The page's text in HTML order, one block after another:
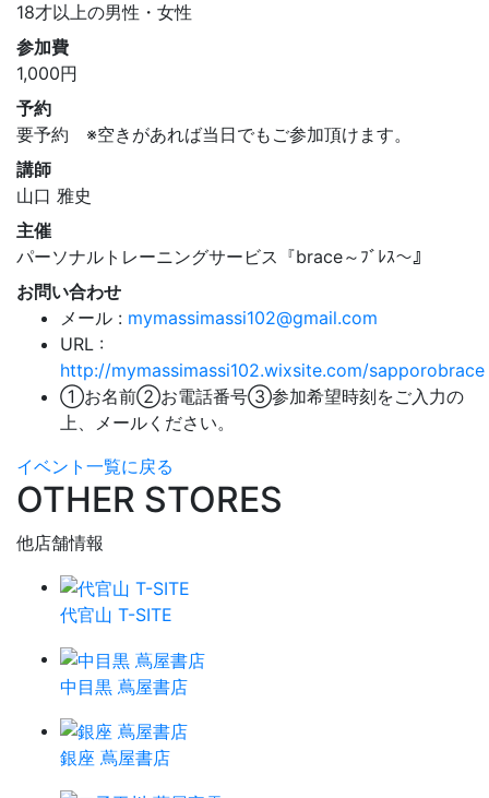
18才以上の男性・女性
参加費
1,000円
予約
要予約 ※空きがあれば当日でもご参加頂けます。
講師
山口 雅史
主催
パーソナルトレーニングサービス『brace～ﾌﾞﾚｽ～』
お問い合わせ
メール : mymassimassi102@gmail.com
URL :
http://mymassimassi102.wixsite.com/sapporobrace
①お名前②お電話番号③参加希望時刻をご入力の
上、メールください。
イベント一覧に戻る
OTHER STORES
他店舗情報
代官山 T-SITE
中目黒 蔦屋書店
銀座 蔦屋書店